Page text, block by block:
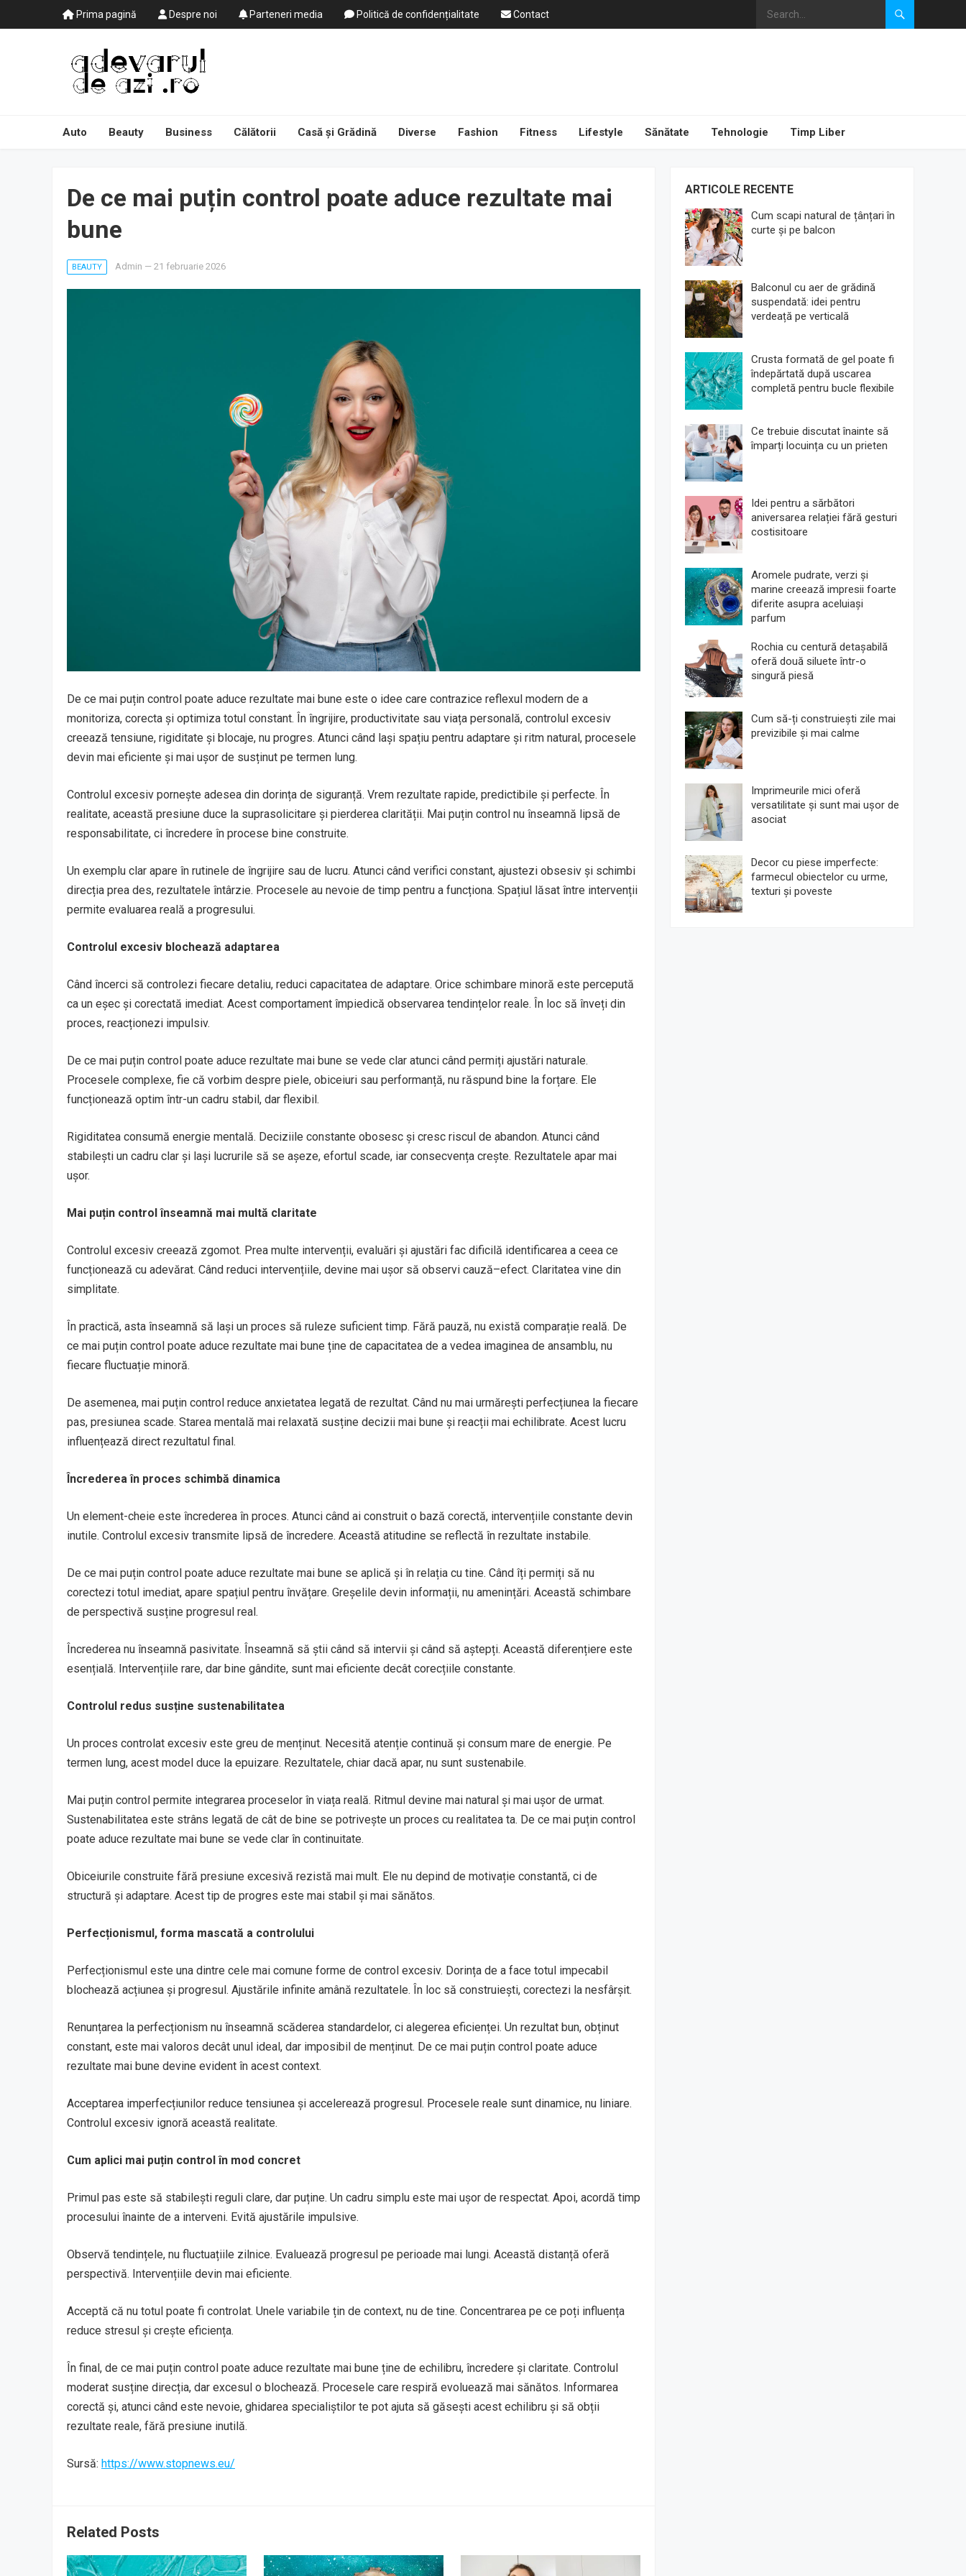
Prima pagină Despre noi Parteneri media Politică de confidențialitate Contact
Auto Beauty Business Călătorii Casă și Grădină Diverse Fashion Fitness Lifestyle Sănătate Tehnologie Timp Liber
De ce mai puțin control poate aduce rezultate mai
bune
BEAUTY Admin — 21 februarie 2026
De ce mai puțin control poate aduce rezultate mai bune este o idee care contrazice reflexul modern de a
monitoriza, corecta și optimiza totul constant. În îngrijire, productivitate sau viața personală, controlul excesiv
creează tensiune, rigiditate și blocaje, nu progres. Atunci când lași spațiu pentru adaptare și ritm natural, procesele
devin mai eficiente și mai ușor de susținut pe termen lung.
Controlul excesiv pornește adesea din dorința de siguranță. Vrem rezultate rapide, predictibile și perfecte. În
realitate, această presiune duce la suprasolicitare și pierderea clarității. Mai puțin control nu înseamnă lipsă de
responsabilitate, ci încredere în procese bine construite.
Un exemplu clar apare în rutinele de îngrijire sau de lucru. Atunci când verifici constant, ajustezi obsesiv și schimbi
direcția prea des, rezultatele întârzie. Procesele au nevoie de timp pentru a funcționa. Spațiul lăsat între intervenții
permite evaluarea reală a progresului.
Controlul excesiv blochează adaptarea
Când încerci să controlezi fiecare detaliu, reduci capacitatea de adaptare. Orice schimbare minoră este percepută
ca un eșec și corectată imediat. Acest comportament împiedică observarea tendințelor reale. În loc să înveți din
proces, reacționezi impulsiv.
De ce mai puțin control poate aduce rezultate mai bune se vede clar atunci când permiți ajustări naturale.
Procesele complexe, fie că vorbim despre piele, obiceiuri sau performanță, nu răspund bine la forțare. Ele
funcționează optim într-un cadru stabil, dar flexibil.
Rigiditatea consumă energie mentală. Deciziile constante obosesc și cresc riscul de abandon. Atunci când
stabilești un cadru clar și lași lucrurile să se așeze, efortul scade, iar consecvența crește. Rezultatele apar mai
ușor.
Mai puțin control înseamnă mai multă claritate
Controlul excesiv creează zgomot. Prea multe intervenții, evaluări și ajustări fac dificilă identificarea a ceea ce
funcționează cu adevărat. Când reduci intervențiile, devine mai ușor să observi cauză–efect. Claritatea vine din
simplitate.
În practică, asta înseamnă să lași un proces să ruleze suficient timp. Fără pauză, nu există comparație reală. De
ce mai puțin control poate aduce rezultate mai bune ține de capacitatea de a vedea imaginea de ansamblu, nu
fiecare fluctuație minoră.
De asemenea, mai puțin control reduce anxietatea legată de rezultat. Când nu mai urmărești perfecțiunea la fiecare
pas, presiunea scade. Starea mentală mai relaxată susține decizii mai bune și reacții mai echilibrate. Acest lucru
influențează direct rezultatul final.
Încrederea în proces schimbă dinamica
Un element-cheie este încrederea în proces. Atunci când ai construit o bază corectă, intervențiile constante devin
inutile. Controlul excesiv transmite lipsă de încredere. Această atitudine se reflectă în rezultate instabile.
De ce mai puțin control poate aduce rezultate mai bune se aplică și în relația cu tine. Când îți permiți să nu
corectezi totul imediat, apare spațiul pentru învățare. Greșelile devin informații, nu amenințări. Această schimbare
de perspectivă susține progresul real.
Încrederea nu înseamnă pasivitate. Înseamnă să știi când să intervii și când să aștepți. Această diferențiere este
esențială. Intervențiile rare, dar bine gândite, sunt mai eficiente decât corecțiile constante.
Controlul redus susține sustenabilitatea
Un proces controlat excesiv este greu de menținut. Necesită atenție continuă și consum mare de energie. Pe
termen lung, acest model duce la epuizare. Rezultatele, chiar dacă apar, nu sunt sustenabile.
Mai puțin control permite integrarea proceselor în viața reală. Ritmul devine mai natural și mai ușor de urmat.
Sustenabilitatea este strâns legată de cât de bine se potrivește un proces cu realitatea ta. De ce mai puțin control
poate aduce rezultate mai bune se vede clar în continuitate.
Obiceiurile construite fără presiune excesivă rezistă mai mult. Ele nu depind de motivație constantă, ci de
structură și adaptare. Acest tip de progres este mai stabil și mai sănătos.
Perfecționismul, forma mascată a controlului
Perfecționismul este una dintre cele mai comune forme de control excesiv. Dorința de a face totul impecabil
blochează acțiunea și progresul. Ajustările infinite amână rezultatele. În loc să construiești, corectezi la nesfârșit.
Renunțarea la perfecționism nu înseamnă scăderea standardelor, ci alegerea eficienței. Un rezultat bun, obținut
constant, este mai valoros decât unul ideal, dar imposibil de menținut. De ce mai puțin control poate aduce
rezultate mai bune devine evident în acest context.
Acceptarea imperfecțiunilor reduce tensiunea și accelerează progresul. Procesele reale sunt dinamice, nu liniare.
Controlul excesiv ignoră această realitate.
Cum aplici mai puțin control în mod concret
Primul pas este să stabilești reguli clare, dar puține. Un cadru simplu este mai ușor de respectat. Apoi, acordă timp
procesului înainte de a interveni. Evită ajustările impulsive.
Observă tendințele, nu fluctuațiile zilnice. Evaluează progresul pe perioade mai lungi. Această distanță oferă
perspectivă. Intervențiile devin mai eficiente.
Acceptă că nu totul poate fi controlat. Unele variabile țin de context, nu de tine. Concentrarea pe ce poți influența
reduce stresul și crește eficiența.
În final, de ce mai puțin control poate aduce rezultate mai bune ține de echilibru, încredere și claritate. Controlul
moderat susține direcția, dar excesul o blochează. Procesele care respiră evoluează mai sănătos. Informarea
corectă și, atunci când este nevoie, ghidarea specialiștilor te pot ajuta să găsești acest echilibru și să obții
rezultate reale, fără presiune inutilă.
Sursă: https://www.stopnews.eu/
Related Posts
ARTICOLE RECENTE
Cum scapi natural de țânțari în
curte și pe balcon
Balconul cu aer de grădină
suspendată: idei pentru
verdeață pe verticală
Crusta formată de gel poate fi
îndepărtată după uscarea
completă pentru bucle flexibile
Ce trebuie discutat înainte să
împarți locuința cu un prieten
Idei pentru a sărbători
aniversarea relației fără gesturi
costisitoare
Aromele pudrate, verzi și
marine creează impresii foarte
diferite asupra aceluiași
parfum
Rochia cu centură detașabilă
oferă două siluete într-o
singură piesă
Cum să-ți construiești zile mai
previzibile și mai calme
Imprimeurile mici oferă
versatilitate și sunt mai ușor de
asociat
Decor cu piese imperfecte:
farmecul obiectelor cu urme,
texturi și poveste